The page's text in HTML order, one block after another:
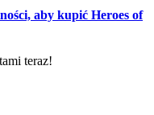
aby kupić Heroes of
teraz!